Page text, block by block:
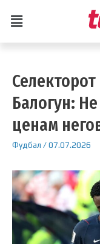
Селекторот
Балогун:
ценам
Фудбал /07.07.2026